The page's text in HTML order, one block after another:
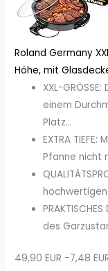
Roland Germany
Höhe, mit
XXL-
einem
Platz...
EXTRA
Pfanne nicht
des
49,90 EUR −7,48